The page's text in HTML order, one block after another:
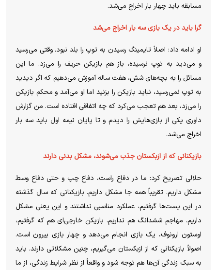
مسابقه باید چهار بار اخراج می‌شد.
گرا باید در یک بازی سه بار اخراج می‌شد
او ادامه داد: اصلاً تایمینگ رسیدن به توپ را بلد نبود. وقتی می‌رسید
و می‌دید به توپ نرسیده، باز هم بازیکن حریف را می‌زد. ما این
مسائل را به بچه‌های شش، هفت ساله آموزش می‌دهیم که اگر دیدید
به توپ نمی‌رسید، نباید بازیکن را بزنید اما او می‌آمد و محکم بازیکن
را می‌زد، بعد هم تعجب می‌کرد که چه اتفاقی افتاده است. من گزارش
داوری یکی از بازی‌هایش را دیدم و تا پایان نیمه اول باید سه بار
اخراج می‌شد.
بازیکنانی که از ازبکستان جذب می‌شوند، مشکل بدنی دارند
حلالی تصریح کرد: ما در دفاع راست، دفاع چپ و حتی دفاع وسط
مشکل داریم. تقریباً همه جا مشکل داریم. بازیکنانی که سال گذشته
در این پست‌ها گرفتیم، عملکرد مناسبی نداشتند و این یعنی مشکل
داریم. مهاجم ششدانگ هم نداریم. بازیکن خارجی‌ای هم که گرفتیم،
اوستون ارونوف، یک بازی انجام می‌دهد و چهار بازی بیرون است.
اصولاً بازیکنانی که از ازبکستان می‌گیریم، چنین مشکلاتی دارند. باید
به سبک زندگی آن‌ها هم توجه شود و واقعاً از نظر شرایط زندگی، از ما